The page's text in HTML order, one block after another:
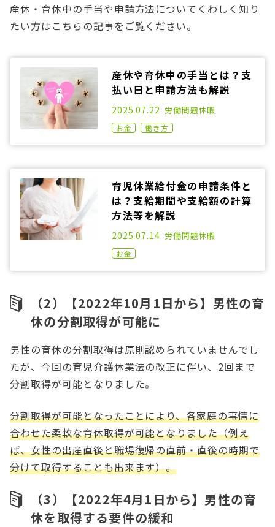
産休・育休中の手当や申請方法についてくわしく知り
たい方はこちらの記事をご覧ください。
産休や育休中の手当とは？支
払い日と申請方法も解説
2021.02.03
2025.07.22 労働問題休暇
お金 働き方
育児休業給付金の申請条件と
は？支給期間や支給額の計算
方法等を解説
2020.11.02
2025.07.14 労働問題休暇
お金
（2）【2022年10月1日から】男性の育
休の分割取得が可能に
男性の育休の分割取得は原則認められていませんでし
たが、今回の育児介護休業法の改正に伴い、2回まで
分割取得が可能となりました。
分割取得が可能となったことにより、各家庭の事情に
合わせた柔軟な育休取得が可能となりました（例え
ば、女性の出産直後と職場復帰の直前・直後の時期で
分けて取得することも出来ます）。
（3）【2022年4月1日から】男性の育
休を取得する要件の緩和